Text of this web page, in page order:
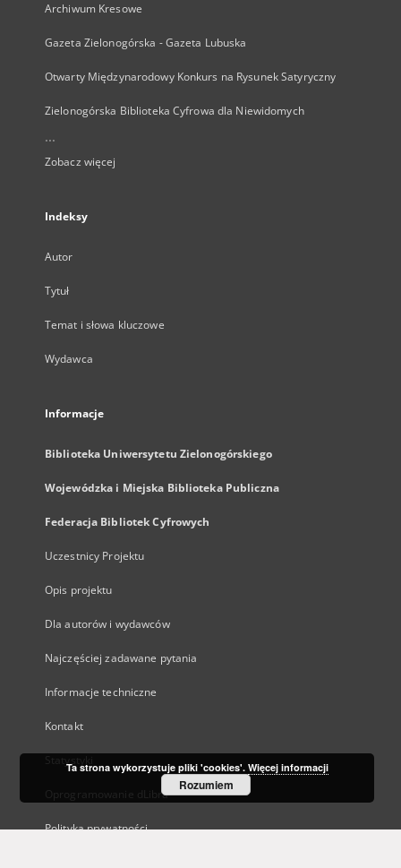
Archiwum Kresowe
Gazeta Zielonogórska - Gazeta Lubuska
Otwarty Międzynarodowy Konkurs na Rysunek Satyryczny
Zielonogórska Biblioteka Cyfrowa dla Niewidomych
...
Zobacz więcej
Indeksy
Autor
Tytuł
Temat i słowa kluczowe
Wydawca
Informacje
Biblioteka Uniwersytetu Zielonogórskiego
Wojewódzka i Miejska Biblioteka Publiczna
Federacja Bibliotek Cyfrowych
Uczestnicy Projektu
Opis projektu
Dla autorów i wydawców
Najczęściej zadawane pytania
Informacje techniczne
Kontakt
Statystyki
Oprogramowanie dLibra
Polityka prywatności
Ta strona wykorzystuje pliki 'cookies'. Więcej informacji
Rozumiem